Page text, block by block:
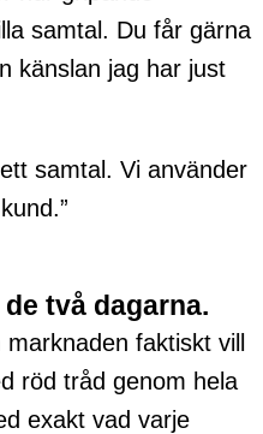
samtal. Du får gärna
känslan jag har just
samtal. Vi använder
två dagarna.
faktiskt vill
röd tråd genom hela
exakt vad varje